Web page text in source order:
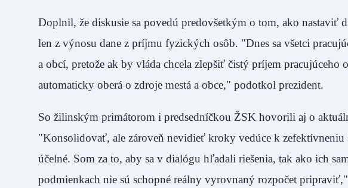
Doplnil, že diskusie sa povedú predovšetkým o tom, ako nastaviť
len z výnosu dane z príjmu fyzických osôb. "Dnes sa všetci
a obcí, pretože ak by vláda chcela zlepšiť čistý príjem pracujúceho
automaticky oberá o zdroje mestá a obce," podotkol prezident.
So žilinským primátorom i predsedníčkou ŽSK hovorili aj o
"Konsolidovať, ale zároveň nevidieť kroky vedúce k zefektívneniu
účelné. Som za to, aby sa v dialógu hľadali riešenia, tak ako ich
podmienkach nie sú schopné reálny vyrovnaný rozpočet